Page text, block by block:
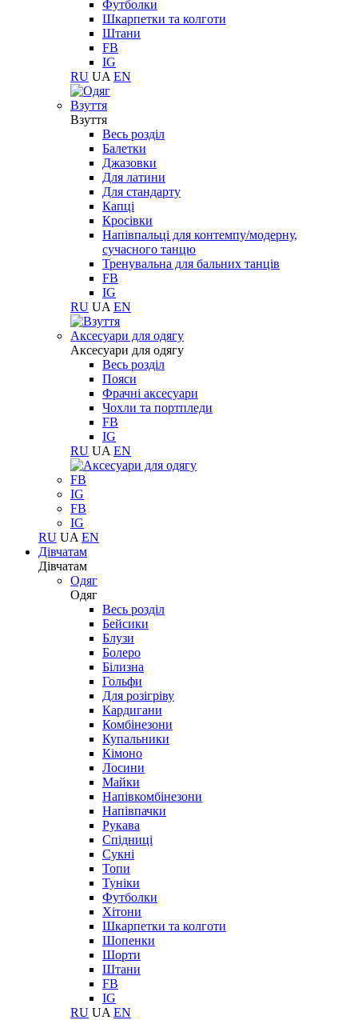
Футболки
Шкарпетки та колготи
Штани
FB
IG
RU UA EN
Взуття
Взуття
Весь розділ
Балетки
Джазовки
Для латини
Для стандарту
Капці
Кросівки
Напівпальці для контемпу/модерну,
сучасного танцю
Тренувальна для бальних танців
FB
IG
RU UA EN
Aксесуари для одягу
Aксесуари для одягу
Весь розділ
Пояси
Фрачні аксесуари
Чохли та портпледи
FB
IG
RU UA EN
FB
IG
FB
IG
RU UA EN
Дівчатам
Дівчатам
Одяг
Одяг
Весь розділ
Бейсики
Блузи
Болеро
Білизна
Гольфи
Для розігріву
Кардигани
Комбінезони
Купальники
Кімоно
Лосини
Майки
Напівкомбінезони
Напівпачки
Рукава
Спідниці
Сукні
Топи
Туніки
Футболки
Хітони
Шкарпетки та колготи
Шопенки
Шорти
Штани
FB
IG
RU UA EN